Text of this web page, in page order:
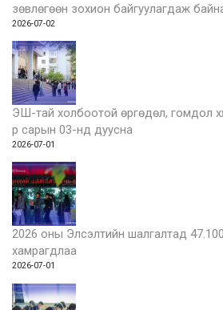
зөвлөгөөн зохион байгуулагдаж
2026-07-02
ЭШ-тай холбоотой өргөдөл, гомдол
р сарын 03-нд дуусна
2026-07-01
2026 оны Элсэлтийн шалгалтад
хамрагдлаа
2026-07-01